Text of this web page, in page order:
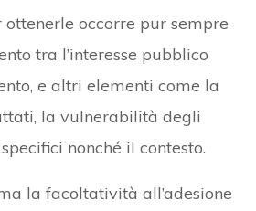
ottenerle occorre pur sempre
tra l’interesse pubblico
e altri elementi come la
la vulnerabilità degli
nonché il contesto.
la facoltatività all’adesione